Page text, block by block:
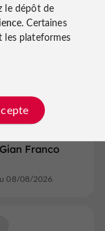
Franco
08/08/2026
Franco
08/08/2026
le dépôt de
. Certaines
les plateformes